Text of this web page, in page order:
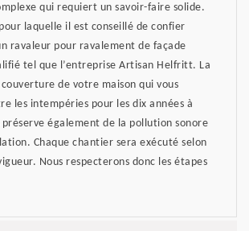
qui requiert un savoir-faire solide.
laquelle il est conseillé de confier
ravaleur pour ravalement de façade
tel que l’entreprise Artisan Helfritt. La
de votre maison qui vous
les intempéries pour les dix années à
préserve également de la pollution sonore
Chaque chantier sera exécuté selon
Nous respecterons donc les étapes